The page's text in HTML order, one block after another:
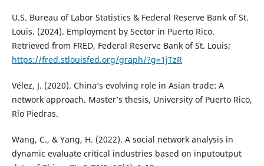
U.S. Bureau of Labor Statistics & Federal Reserve Bank of St.
Louis. (2024). Employment by Sector in Puerto Rico.
Retrieved from FRED, Federal Reserve Bank of St. Louis;
https://fred.stlouisfed.org/graph/?g=1jTzR
Vélez, J. (2020). China’s evolving role in Asian trade: A
network approach. Master’s thesis, University of Puerto Rico,
Río Piedras.
Wang, C., & Yang, H. (2022). A social network analysis in
dynamic evaluate critical industries based on inputoutput